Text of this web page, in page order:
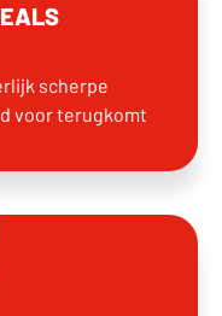
scherpe
voor terugkomt